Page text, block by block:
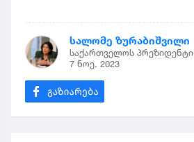
სალომე ზურაბიშვილი
საქართველოს პრეზიდენტი
7 ნოე. 2023